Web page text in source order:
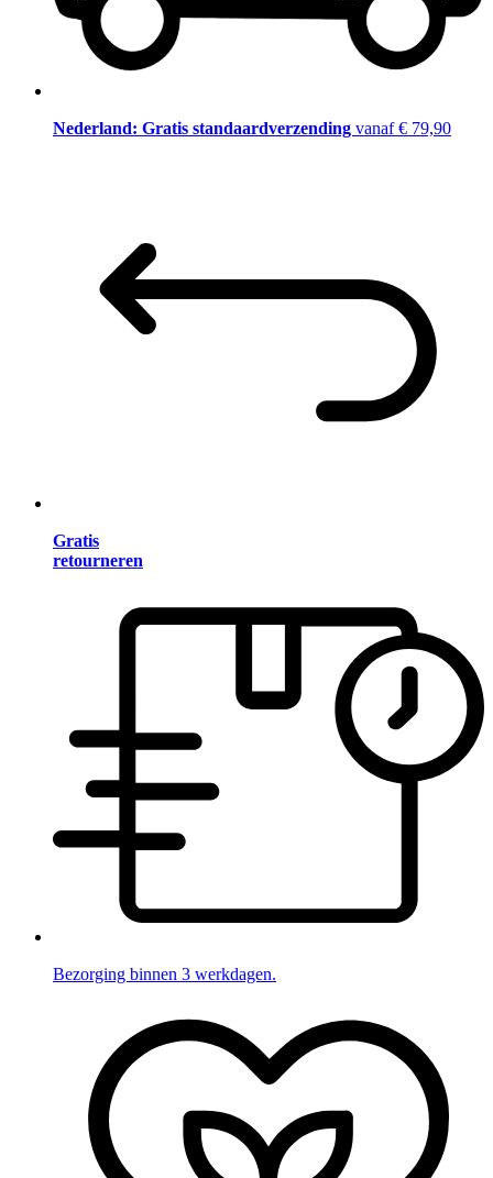
Nederland: Gratis standaardverzending vanaf € 79,90
Gratis
retourneren
Bezorging binnen 3 werkdagen.